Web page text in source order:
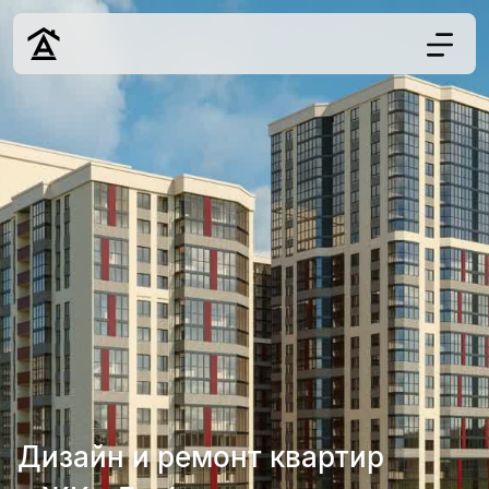
Дизайн
Ремонт
Цены
Наши работы
О нас
Контакты
г. Краснодар
8 (861) 945-12-
34
Обсудить
Дизайн и ремонт квартир